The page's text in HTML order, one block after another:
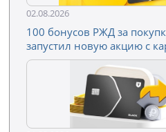
02.08.2026
100 бонусов РЖД за
запустил новую акцию с